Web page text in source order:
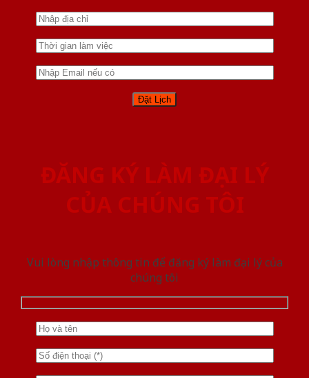
ĐĂNG KÝ LÀM ĐẠI LÝ
CỦA CHÚNG TÔI
Vui lòng nhập thông tin để đăng ký làm đại lý của
chúng tôi